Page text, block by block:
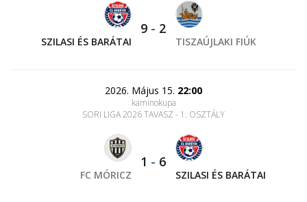
SZILASI ÉS BARÁTAI
9 - 2
TISZAÚJLAKI FIÚK
2026. Május 15. 22:00
kaminokupa
SORI LIGA 2026 TAVASZ - 1. OSZTÁLY
FC MÓRICZ
1 - 6
SZILASI ÉS BARÁTAI